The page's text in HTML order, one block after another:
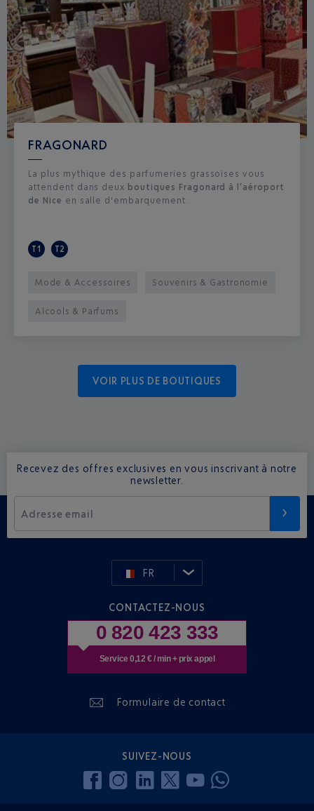
FRAGONARD
La plus mythique des parfumeries grassoises vous
attendent dans deux boutiques Fragonard à l’aéroport
de Nice en salle d'embarquement.
T1 T2
Mode & Accessoires Souvenirs & Gastronomie
Alcools & Parfums
VOIR PLUS DE BOUTIQUES
Recevez des offres exclusives en vous inscrivant à notre
newsletter.
Adresse email
FR
CONTACTEZ-NOUS
0 820 423 333
Service 0,12 € / min + prix appel
Formulaire de contact
SUIVEZ-NOUS